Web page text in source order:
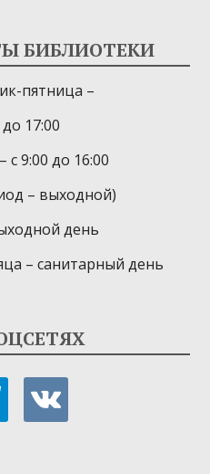
БИБЛИОТЕКИ
пятница –
до 17:00
с 9:00 до 16:00
– выходной)
день
– санитарный день
vkontakte